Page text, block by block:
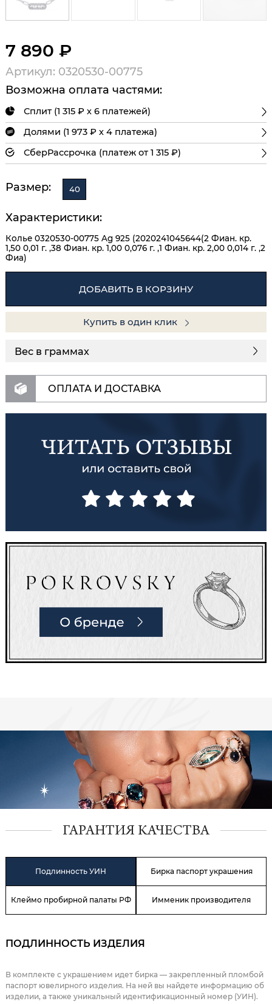
7 890 ₽
Артикул: 0320530-00775
Возможна оплата частями:
Сплит (1 315 ₽ х 6 платежей)
Долями (1 973 ₽ х 4 платежа)
СберРассрочка (платеж от 1 315 ₽)
Размер: 40
Характеристики:
Колье 0320530-00775 Ag 925 (2020241045644(2 Фиан. кр.
1,50 0,01 г. ,38 Фиан. кр. 1,00 0,076 г. ,1 Фиан. кр. 2,00 0,014 г. ,2
Фиа)
ДОБАВИТЬ В КОРЗИНУ
Купить в один клик
Вес в граммах
ОПЛАТА И ДОСТАВКА
ГАРАНТИЯ КАЧЕСТВА
Подлинность УИН Бирка паспорт украшения
Клеймо пробирной палаты РФ Имменик производителя
ПОДЛИННОСТЬ ИЗДЕЛИЯ
В комплекте с украшением идет бирка — закрепленный пломбой
паспорт ювелирного изделия. На ней вы найдете информацию об
изделии, а также уникальный идентификационный номер (УИН).